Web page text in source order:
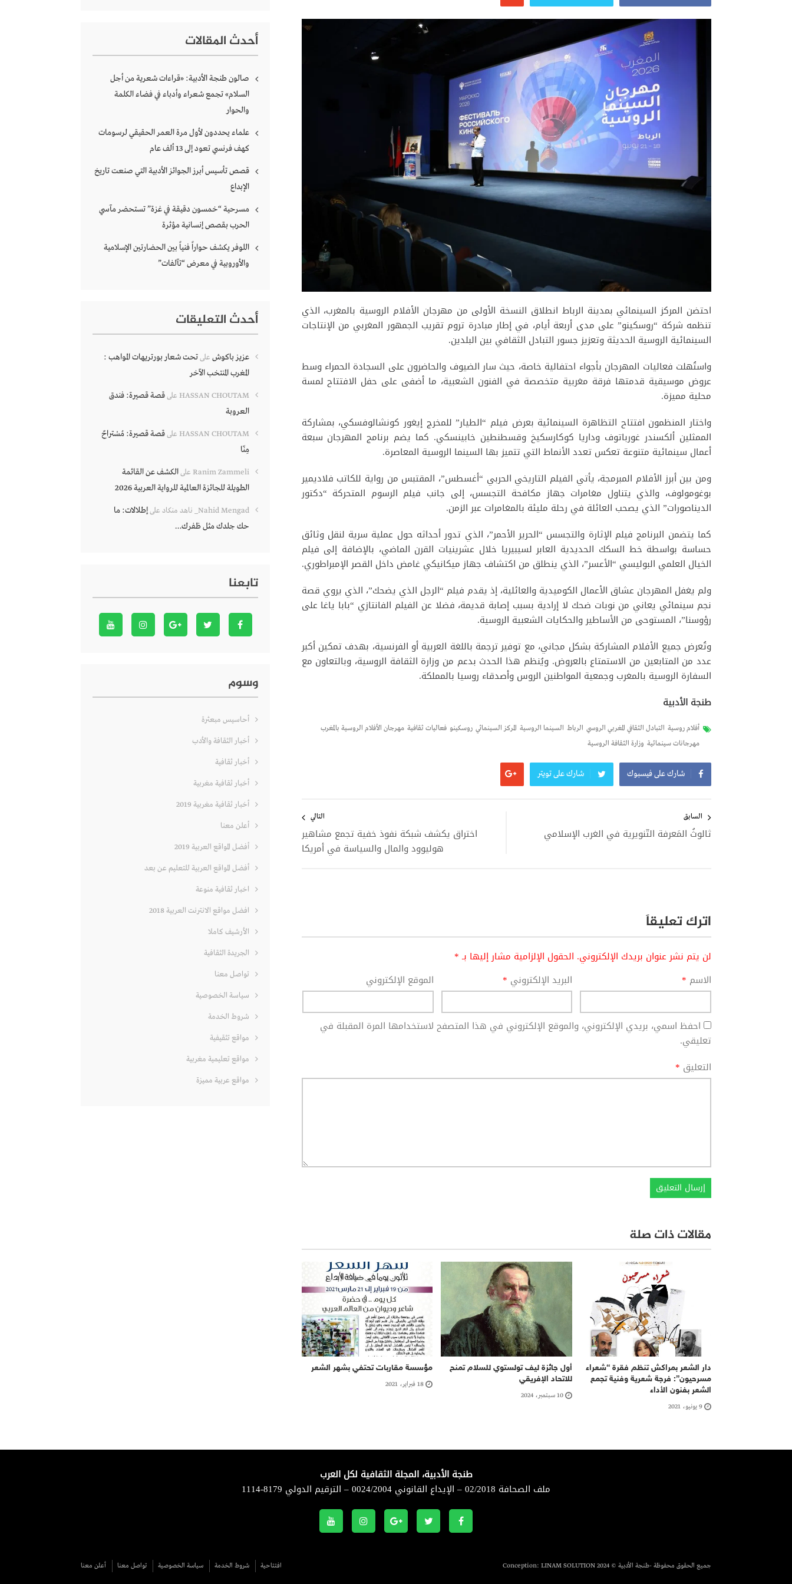
احتضن المركز السينمائي بمدينة الرباط انطلاق النسخة الأولى من مهرجان الأفلام الروسية بالمغرب، الذي
تنظمه شركة “روسكينو” على مدى أربعة أيام، في إطار مبادرة تروم تقريب الجمهور المغربي من الإنتاجات
السينمائية الروسية الحديثة وتعزيز جسور التبادل الثقافي بين البلدين.
واستُهلت فعاليات المهرجان بأجواء احتفالية خاصة، حيث سار الضيوف والحاضرون على السجادة الحمراء وسط
عروض موسيقية قدمتها فرقة مغربية متخصصة في الفنون الشعبية، ما أضفى على حفل الافتتاح لمسة
محلية مميزة.
واختار المنظمون افتتاح التظاهرة السينمائية بعرض فيلم “الطيار” للمخرج إيغور كونشالوفسكي، بمشاركة
الممثلين ألكسندر غورباتوف وداريا كوكارسكيخ وقسطنطين خابينسكي. كما يضم برنامج المهرجان سبعة
أعمال سينمائية متنوعة تعكس تعدد الأنماط التي تتميز بها السينما الروسية المعاصرة.
ومن بين أبرز الأفلام المبرمجة، يأتي الفيلم التاريخي الحربي “أغسطس”، المقتبس من رواية للكاتب فلاديمير
بوغومولوف، والذي يتناول مغامرات جهاز مكافحة التجسس، إلى جانب فيلم الرسوم المتحركة “دكتور
الديناصورات” الذي يصحب العائلة في رحلة مليئة بالمغامرات عبر الزمن.
كما يتضمن البرنامج فيلم الإثارة والتجسس “الحرير الأحمر”، الذي تدور أحداثه حول عملية سرية لنقل وثائق
حساسة بواسطة خط السكك الحديدية العابر لسيبيريا خلال عشرينيات القرن الماضي، بالإضافة إلى فيلم
الخيال العلمي البوليسي “الأعسر”، الذي ينطلق من اكتشاف جهاز ميكانيكي غامض داخل القصر الإمبراطوري.
ولم يغفل المهرجان عشاق الأعمال الكوميدية والعائلية، إذ يقدم فيلم “الرجل الذي يضحك”، الذي يروي قصة
نجم سينمائي يعاني من نوبات ضحك لا إرادية بسبب إصابة قديمة، فضلا عن الفيلم الفانتازي “بابا ياغا على
رؤوسنا”، المستوحى من الأساطير والحكايات الشعبية الروسية.
وتُعرض جميع الأفلام المشاركة بشكل مجاني، مع توفير ترجمة باللغة العربية أو الفرنسية، بهدف تمكين أكبر
عدد من المتابعين من الاستمتاع بالعروض. ويُنظم هذا الحدث بدعم من وزارة الثقافة الروسية، وبالتعاون مع
السفارة الروسية بالمغرب وجمعية المواطنين الروس وأصدقاء روسيا بالمملكة.
طنجة الأدبية
أفلام روسية التبادل الثقافي المغربي الروسي الرباط السينما الروسية المركز السينمائي روسكينو فعاليات ثقافية مهرجان الأفلام الروسية بالمغرب
مهرجانات سينمائية وزارة الثقافة الروسية
شارك على فيسبوك شارك على تويتر
المقالات
السابق
ثالوثُ المَعرفة التّنويرية في الغرب الإسلامي
التالي
اختراق يكشف شبكة نفوذ خفية تجمع مشاهير
هوليوود والمال والسياسة في أمريكا
اترك تعليقاً
لن يتم نشر عنوان بريدك الإلكتروني. الحقول الإلزامية مشار إليها بـ*
الاسم * البريد الإلكتروني * الموقع الإلكتروني
احفظ اسمي، بريدي الإلكتروني، والموقع الإلكتروني في هذا المتصفح لاستخدامها المرة المقبلة في
تعليقي.
التعليق *
مقالات ذات صلة
دار الشعر بمراكش تنظم فقرة “شعراء
مسرحيون”: فرجة شعرية وفنية تجمع
الشعر بفنون الأداء
9 يونيو، 2021
أول جائزة ليف تولستوي للسلام تمنح
للاتحاد الإفريقي
10 سبتمبر، 2024
مؤسسة مقاربات تحتفي بشهر الشعر
18 فبراير، 2021
أحدث المقالات
صالون طنجة الأدبية: «قراءات شعرية من أجل
السلام» تجمع شعراء وأدباء في فضاء الكلمة
والحوار
علماء يحددون لأول مرة العمر الحقيقي لرسومات
كهف فرنسي تعود إلى 13 ألف عام
قصص تأسيس أبرز الجوائز الأدبية التي صنعت تاريخ
الإبداع
مسرحية “خمسون دقيقة في غزة” تستحضر مآسي
الحرب بقصص إنسانية مؤثرة
اللوفر يكشف حواراً فنياً بين الحضارتين الإسلامية
والأوروبية في معرض “تآلفات”
أحدث التعليقات
عزيز باكوش علىتحت شعار بورتريهات المواهب :
المغرب المنتخب الآخر
HASSAN CHOUTAM علىقصة قصيرة: فندق
العروبة
HASSAN CHOUTAM علىقصة قصيرة: مُسْتراحٌ
مِنّا
Ranim Zammeli علىالكشف عن القائمة
الطويلة للجائزة العالمية للرواية العربية 2026
Nahid Mengad_ ناهد منكاد علىإطلالات: ما
حك جلدك مثل ظفرك…
تابعنا
وسوم
أحاسيس مبعثرة
أخبار الثقافة والأدب
أخبار ثقافية
أخبار ثقافية مغربية
أخبار ثقافية مغربية 2019
أعلن معنا
أفضل المواقع العربية 2019
أفضل المواقع العربية للتعليم عن بعد
اخبار ثقافية منوعة
افضل مواقع الانترنت العربية 2018
الأرشيف كاملا
الجريدة الثقافية
تواصل معنا
سياسة الخصوصية
شروط الخدمة
مواقع تثقيفية
مواقع تعليمية مغربية
مواقع عربية مميزة
طنجة الأدبية، المجلة الثقافية لكل العرب
ملف الصحافة 02/2018 – الإيداع القانوني 0024/2004 – الترقيم الدولي 8179-1114
جميع الحقوق محفوظة -طنجة الأدبية © 2024 Conception: LINAM SOLUTION افتتاحية شروط الخدمة سياسة الخصوصية تواصل معنا أعلن معنا